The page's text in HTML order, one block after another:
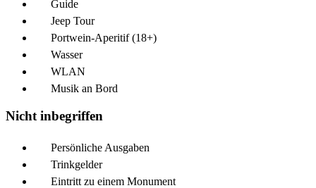
Guide
Jeep Tour
Portwein-Aperitif (18+)
Wasser
WLAN
Musik an Bord
Nicht inbegriffen
Persönliche Ausgaben
Trinkgelder
Eintritt zu einem Monument